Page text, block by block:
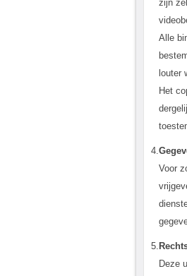
zijn
Alle
louter
Het
4.
Voor
5.
Deze